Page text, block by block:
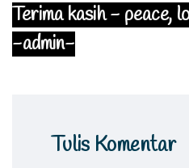
Terima kasih - peace,
-admin-
Tulis Komentar